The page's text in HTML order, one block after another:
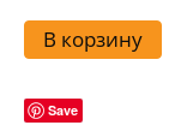
В корзину
Save